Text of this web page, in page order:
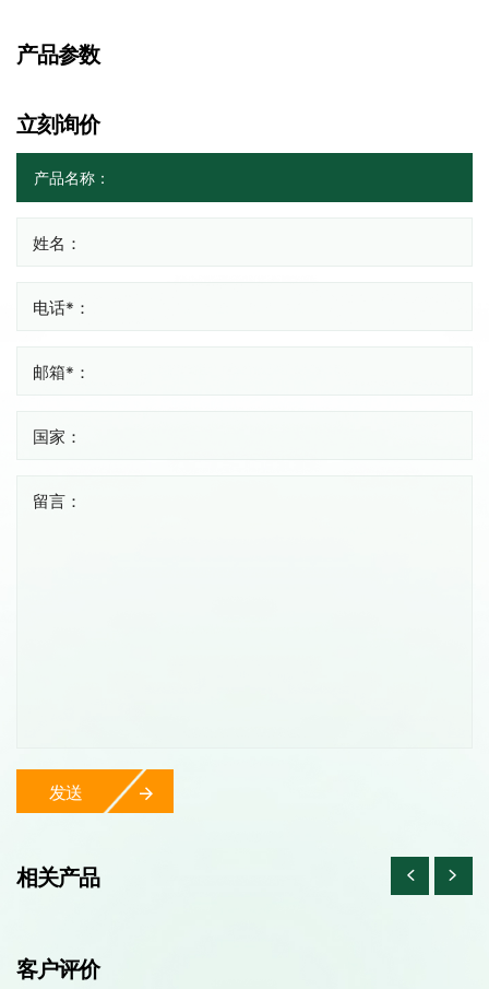
产品参数
立刻询价
姓名：
电话*：
邮箱*：
国家：
留言：
发送
相关产品
客户评价